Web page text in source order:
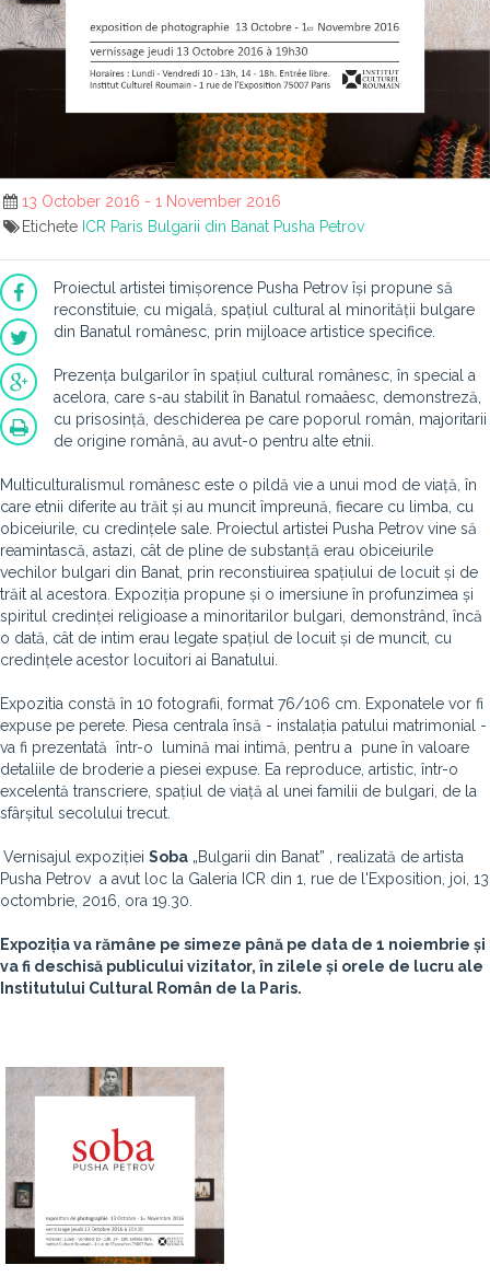
13 October 2016 - 1 November 2016
Etichete ICR Paris Bulgarii din Banat Pusha Petrov
Proiectul artistei timișorence Pusha Petrov își propune să
reconstituie, cu migală, spațiul cultural al minorității bulgare
din Banatul românesc, prin mijloace artistice specifice.
Prezența bulgarilor în spațiul cultural românesc, în special a
acelora, care s-au stabilit în Banatul romaâesc, demonstreză,
cu prisosință, deschiderea pe care poporul român, majoritarii
de origine română, au avut-o pentru alte etnii.
Multiculturalismul românesc este o pildă vie a unui mod de viață, în
care etnii diferite au trăit și au muncit împreună, fiecare cu limba, cu
obiceiurile, cu credințele sale. Proiectul artistei Pusha Petrov vine să
reamintască, astazi, cât de pline de substanță erau obiceiurile
vechilor bulgari din Banat, prin reconstiuirea spațiului de locuit și de
trăit al acestora. Expoziția propune și o imersiune în profunzimea și
spiritul credinței religioase a minoritarilor bulgari, demonstrând, încă
o dată, cât de intim erau legate spațiul de locuit și de muncit, cu
credințele acestor locuitori ai Banatului.
Expozitia constă în 10 fotografii, format 76/106 cm. Exponatele vor fi
expuse pe perete. Piesa centrala însă - instalația patului matrimonial -
va fi prezentată într-o lumină mai intimă, pentru a pune în valoare
detaliile de broderie a piesei expuse. Ea reproduce, artistic, într-o
excelentă transcriere, spațiul de viață al unei familii de bulgari, de la
sfârșitul secolului trecut.
Vernisajul expoziției Soba „Bulgarii din Banat” , realizată de artista
Pusha Petrov a avut loc la Galeria ICR din 1, rue de l'Exposition, joi, 13
octombrie, 2016, ora 19.30.
Expoziția va rămâne pe simeze până pe data de 1 noiembrie și
va fi deschisă publicului vizitator, în zilele și orele de lucru ale
Institutului Cultural Român de la Paris.